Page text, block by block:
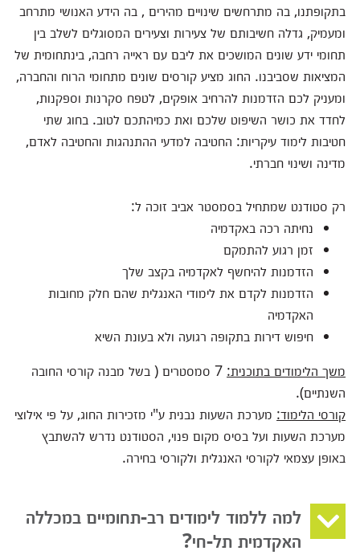
בתקופתנו, בה מתרחשים שינויים מהירים , בה הידע האנושי מתרחב
ומעמיק, גדלה חשיבותם של צעירות וצעירים המסוגלים לשלב בין
תחומי ידע שונים המושכים את ליבם עם ראייה רחבה, בינתחומית של
המציאות שסביבנו. החוג מציע קורסים שונים מתחומי הרוח והחברה,
ומעניק לכם הזדמנות להרחיב אופקים, לטפח סקרנות וספקנות,
לחדד את כושר השיפוט שלכם ואת כמיהתכם לטוב. בחוג שתי
חטיבות לימוד עיקריות: החטיבה למדעי ההתנהגות והחטיבה לאדם,
מדינה ושינוי חברתי.
רק סטודנט שמתחיל בסמסטר אביב זוכה ל:
נחיתה רכה באקדמיה
זמן רגוע להתמקם
הזדמנות להיחשף לאקדמיה בקצב שלך
הזדמנות לקדם את לימודי האנגלית שהם חלק מחובות
האקדמיה
חיפוש דירות בתקופה רגועה ולא בעונת השיא
משך הלימודים בתוכנית:
7 סמסטרים ( בשל מבנה קורסי החובה
השנתיים).
קורסי הלימוד: מערכת השעות נבנית ע"י מזכירות החוג, על פי אילוצי
מערכת השעות ועל בסיס מקום פנוי, הסטודנט נדרש להשתבץ
באופן עצמאי לקורסי האנגלית ולקורסי בחירה.
למה ללמוד לימודים רב-תחומיים במכללה
האקדמית תל-חי?